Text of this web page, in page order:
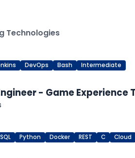
Technologies
DevOps Bash Intermediate
- Game Experience
Python Docker REST C Cloud